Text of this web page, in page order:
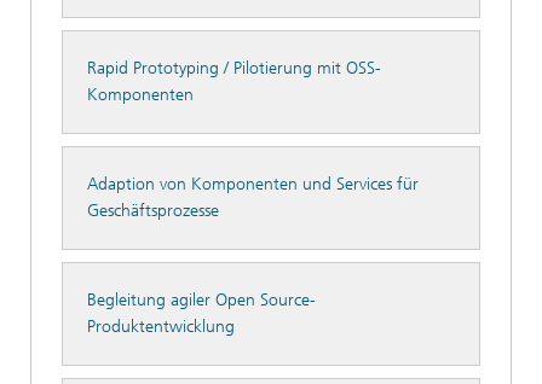
Rapid Prototyping / Pilotierung mit OSS-
Komponenten
Adaption von Komponenten und Services für
Geschäftsprozesse
Begleitung agiler Open Source-
Produktentwicklung